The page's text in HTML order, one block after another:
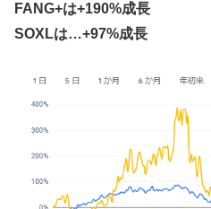
FANG+は+190%成長
SOXLは…+97%成長